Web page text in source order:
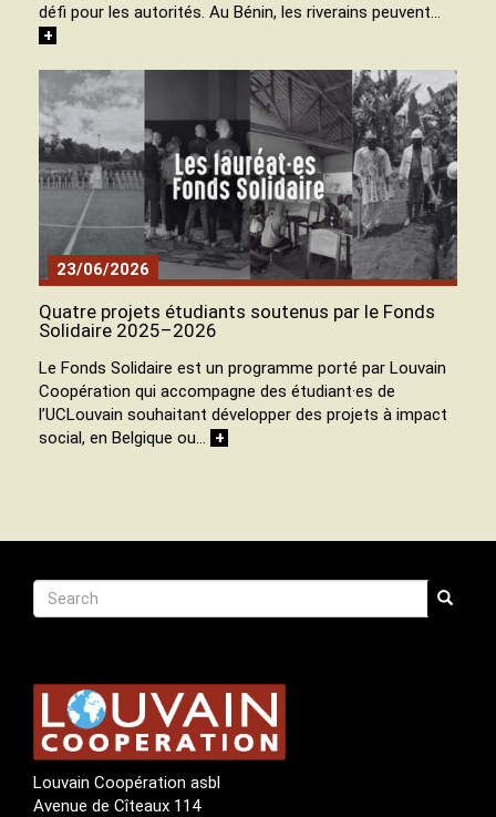
défi pour les autorités. Au Bénin, les riverains peuvent…
+
23/06/2026
Quatre projets étudiants soutenus par le Fonds
Solidaire 2025–2026
Le Fonds Solidaire est un programme porté par Louvain
Coopération qui accompagne des étudiant·es de
l’UCLouvain souhaitant développer des projets à impact
social, en Belgique ou… +
Recherche
Search Search
Louvain Coopération asbl
Avenue de Cîteaux 114